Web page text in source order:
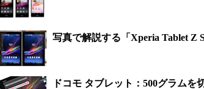
写真で解説する「Xperia Tablet Z
ドコモ タブレット：500グラム